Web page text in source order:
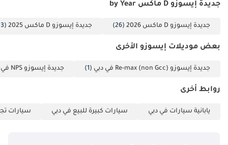
جديدة إيسوزو D ماكس by Year
جديدة إيسوزو D ماكس 2026 (26) جديدة إيسوزو D ماكس 2025 (13)
بعض موديلات إيسوزو الأخرى
جديدة إيسوزو Re-max (non Gcc) في دبي (1) جديدة إيسوزو NPS في دبي
روابط أخرى
يابانية سيارات في دبي سيارات كبيرة للبيع في دبي سيارات